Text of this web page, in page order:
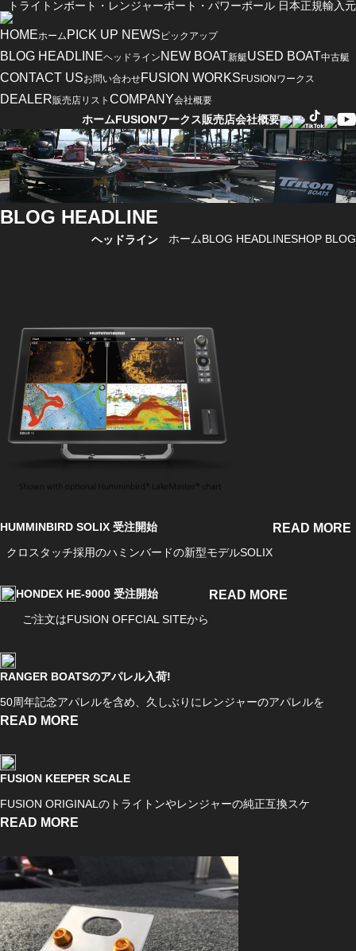
トライトンボート・レンジャーボート・パワーポール 日本正規輸入元
HOMEホーム PICK UP NEWS ピックアップ
BLOG HEADLINEヘッドライン NEW BOAT新艇USED BOAT中古艇
CONTACT USお問い合わせFUSION WORKS FUSIONワークス
DEALER販売店リスト COMPANY会社概要
ホームFUSIONワークス販売店会社概要
BLOG HEADLINE
ヘッドライン ホームBLOG HEADLINESHOP BLOG
HUMMINBIRD SOLIX 受注開始
クロスタッチ採用のハミンバードの新型モデルSOLIX
READ MORE
HONDEX HE-9000 受注開始
ご注文はFUSION OFFCIAL SITEから
READ MORE
RANGER BOATSのアパレル入荷!
50周年記念アパレルを含め、久しぶりにレンジャーのアパレルを
READ MORE
FUSION KEEPER SCALE
FUSION ORIGINALのトライトンやレンジャーの純正互換スケ
READ MORE